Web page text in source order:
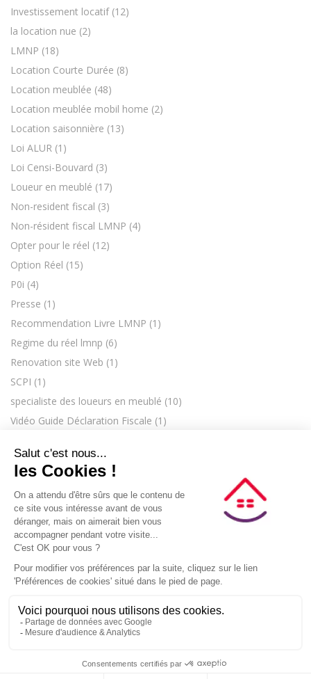
Investissement locatif(12)
la location nue (2)
LMNP (18)
Location Courte Durée (8)
Location meublée (48)
Location meublée mobil home (2)
Location saisonnière (13)
Loi ALUR (1)
Loi Censi-Bouvard (3)
Loueur en meublé (17)
Non-resident fiscal (3)
Non-résident fiscal LMNP (4)
Opter pour le réel (12)
Option Réel (15)
P0i (4)
Presse (1)
Recommendation Livre LMNP (1)
Regime du réel lmnp (6)
Renovation site Web (1)
SCPI (1)
specialiste des loueurs en meublé (10)
Vidéo Guide Déclaration Fiscale (1)
CONTACT C.G.V. MENTIONS LÉGALES
IMMOKIP COMPTA
PLAN DU SITE
CENTRE DE CONFIDENTIALITÉ
PRÉFÉRENCES COOKIES
© 2023 – Option Réel
RCS PARIS 379 274 269 - APE 6920Z